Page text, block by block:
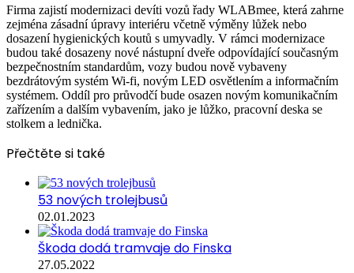
Firma zajistí modernizaci devíti vozů řady WLABmee, která zahrne
zejména zásadní úpravy interiéru včetně výměny lůžek nebo
dosazení hygienických koutů s umyvadly. V rámci modernizace
budou také dosazeny nové nástupní dveře odpovídající současným
bezpečnostním standardům, vozy budou nově vybaveny
bezdrátovým systém Wi-fi, novým LED osvětlením a informačním
systémem. Oddíl pro průvodčí bude osazen novým komunikačním
zařízením a dalším vybavením, jako je lůžko, pracovní deska se
stolkem a lednička.
Přečtěte si také
53 nových trolejbusů
02.01.2023
Škoda dodá tramvaje do Finska
27.05.2022